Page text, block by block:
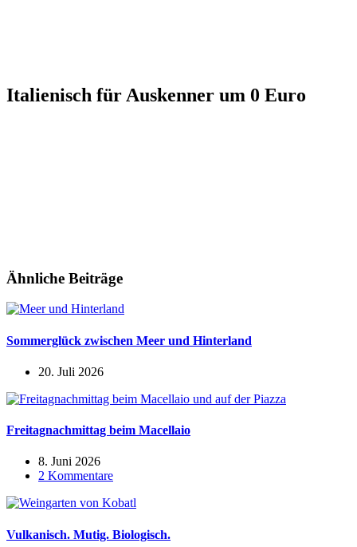
Italienisch für Auskenner um 0 Euro
Ähnliche Beiträge
Sommerglück zwischen Meer und Hinterland
20. Juli 2026
Freitagnachmittag beim Macellaio
8. Juni 2026
2 Kommentare
Vulkanisch. Mutig. Biologisch.